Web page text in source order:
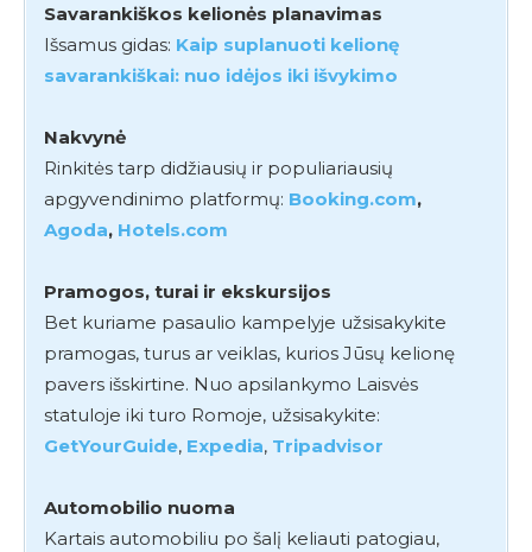
Savarankiškos kelionės planavimas
Išsamus gidas: Kaip suplanuoti kelionę
savarankiškai: nuo idėjos iki išvykimo
Nakvynė
Rinkitės tarp didžiausių ir populiariausių
apgyvendinimo platformų: Booking.com,
Agoda, Hotels.com
Pramogos, turai ir ekskursijos
Bet kuriame pasaulio kampelyje užsisakykite
pramogas, turus ar veiklas, kurios Jūsų kelionę
pavers išskirtine. Nuo apsilankymo Laisvės
statuloje iki turo Romoje, užsisakykite:
GetYourGuide, Expedia, Tripadvisor
Automobilio nuoma
Kartais automobiliu po šalį keliauti patogiau,